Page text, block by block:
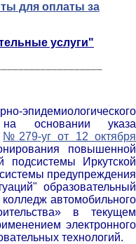
для оплаты за
услуги"
эпидемиологического
на основании указа
№279-уг от 12 октября
повышенной
подсистемы Иркутской
предупреждения
образовательный
автомобильного
в текущем
электронного
технологий.